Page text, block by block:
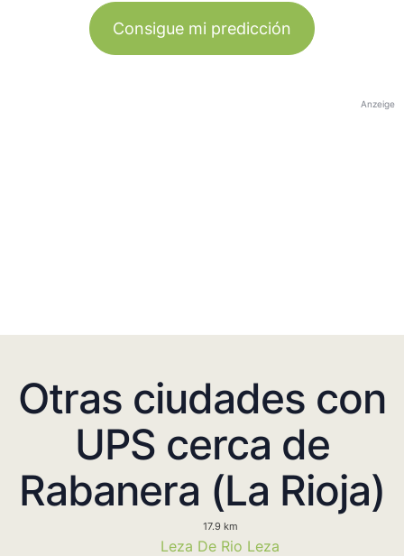
Consigue mi predicción
Anzeige
Otras ciudades con
UPS cerca de
Rabanera (La Rioja)
17.9 km
Leza De Rio Leza